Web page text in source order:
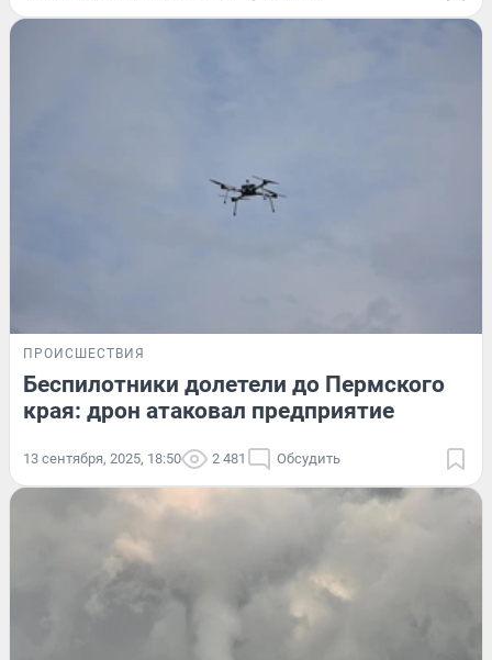
ПРОИСШЕСТВИЯ
Беспилотники долетели до Пермского
края: дрон атаковал предприятие
13 сентября, 2025, 18:50 2 481 Обсудить